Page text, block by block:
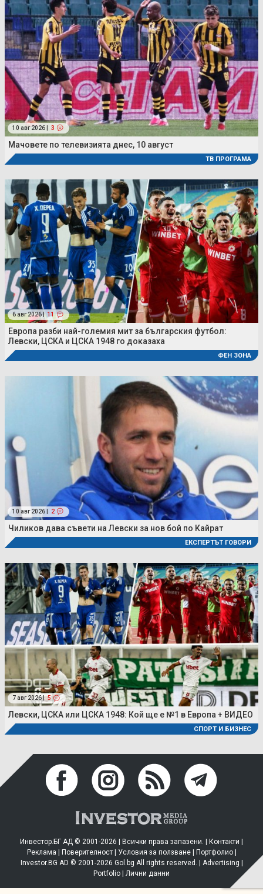
10 авг 2026 | 3
Мачовете по телевизията днес, 10 август
ТВ ПРОГРАМА
6 авг 2026 | 11
Европа разби най-големия мит за българския футбол:
Левски, ЦСКА и ЦСКА 1948 го доказаха
ФЕН ЗОНА
10 авг 2026 | 2
Чиликов дава съвети на Левски за нов бой по Кайрат
ЕКСПЕРТЪТ ГОВОРИ
7 авг 2026 | 5
Левски, ЦСКА или ЦСКА 1948: Кой ще е №1 в Европа + ВИДЕО
СПОРТ И БИЗНЕС
Инвестор.БГ АД © 2001-2026 | Всички права запазени. | Контакти
Реклама
Поверителност| Условия за ползване| Портфолио|
Investor.BG AD © 2001-2026 Gol.bg All rights reserved. | Advertising
Portfolio
Лични данни